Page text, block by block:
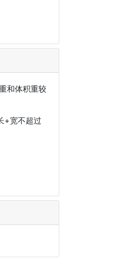
和体积重较
+宽不超过